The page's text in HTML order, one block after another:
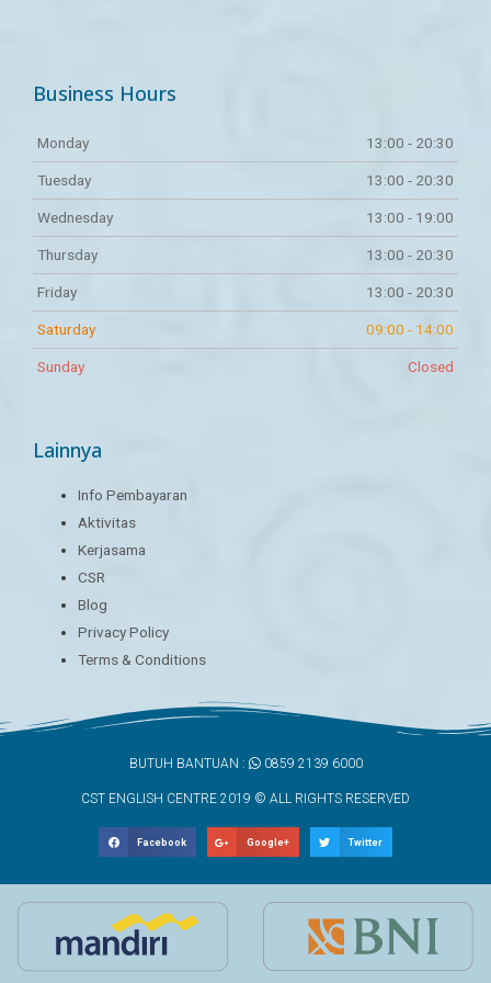
Business Hours
Monday 13:00 - 20:30
Tuesday 13:00 - 20:30
Wednesday 13:00 - 19:00
Thursday 13:00 - 20:30
Friday 13:00 - 20:30
Saturday 09:00 - 14:00
Sunday Closed
Lainnya
Info Pembayaran
Aktivitas
Kerjasama
CSR
Blog
Privacy Policy
Terms & Conditions
BUTUH BANTUAN : 0859 2139 6000
CST ENGLISH CENTRE 2019 © ALL RIGHTS RESERVED
Facebook Google+ Twitter
Test
Registration Form